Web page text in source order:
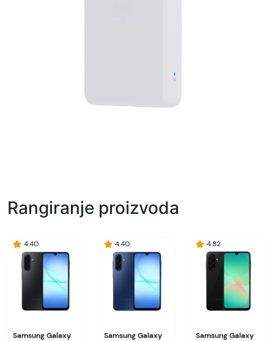
Rangiranje proizvoda
4.40
Samsung Galaxy
4.40
Samsung Galaxy
4.82
Samsung Galaxy